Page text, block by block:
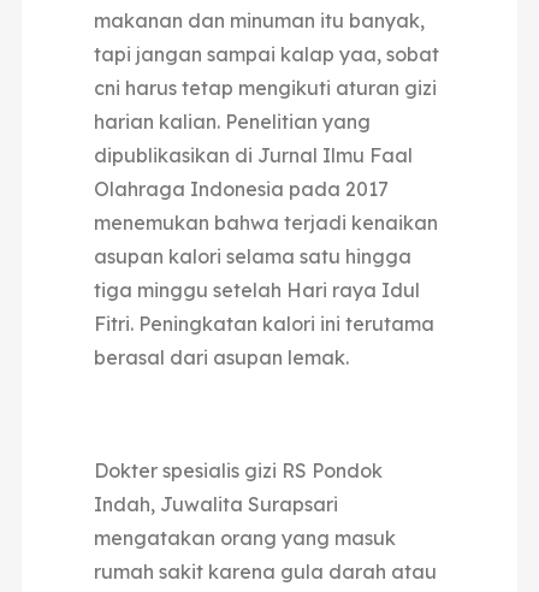
makanan dan minuman itu banyak,
tapi jangan sampai kalap yaa, sobat
cni harus tetap mengikuti aturan gizi
harian kalian. Penelitian yang
dipublikasikan di Jurnal Ilmu Faal
Olahraga Indonesia pada 2017
menemukan bahwa terjadi kenaikan
asupan kalori selama satu hingga
tiga minggu setelah Hari raya Idul
Fitri. Peningkatan kalori ini terutama
berasal dari asupan lemak.
Dokter spesialis gizi RS Pondok
Indah, Juwalita Surapsari
mengatakan orang yang masuk
rumah sakit karena gula darah atau